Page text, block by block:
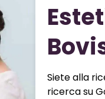
Siete alla
ricerca su